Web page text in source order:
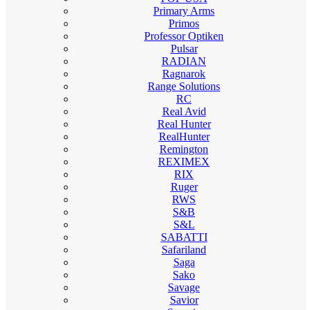
Primary Arms
Primos
Professor Optiken
Pulsar
RADIAN
Ragnarok
Range Solutions
RC
Real Avid
Real Hunter
RealHunter
Remington
REXIMEX
RIX
Ruger
RWS
S&B
S&L
SABATTI
Safariland
Saga
Sako
Savage
Savior